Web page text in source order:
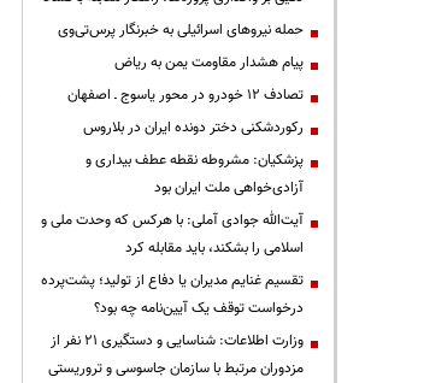
حمله نیروهای اسرائیلی به خبرنگار پرس‌تی‌وی
پیام هشدار مقاومت یمن به ریاض
تصادف ۱۲ خودرو در محور یاسوج ـ اصفهان
رکوردشکنی دختر دونده ایران در بلاروس
پزشکیان: مشروطه نقطه عطف بیداری و
آزادی‌خواهی ملت ایران بود
آیت‌الله جوادی آملی: با هرکس که وحدت ملی و
اسلامی را بشکند، باید مقابله کرد
تقسیم غنایم مدیران یا دفاع از تولید؛ پشت‌پرده
درخواست توقف یک آیین‌نامه چه بود؟
وزارت اطلاعات: شناسایی و دستگیری ۲۱ نفر از
مزدوران مرتبط با سازمان جاسوسی و تروریستی